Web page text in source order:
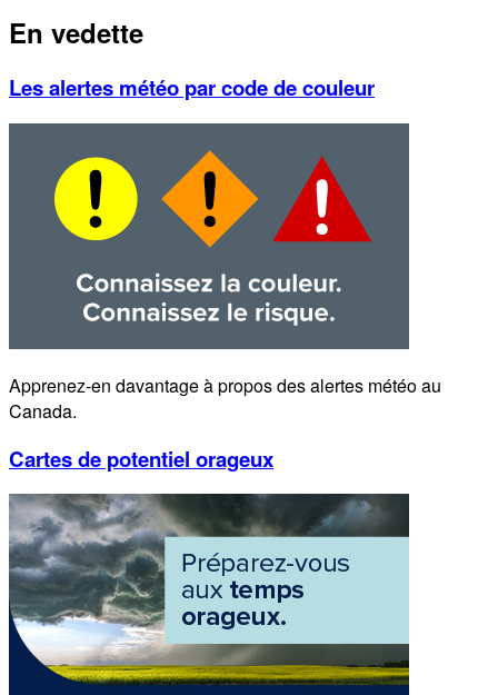
En vedette
Les alertes météo par code de couleur
Apprenez-en davantage à propos des alertes météo au
Canada.
Cartes de potentiel orageux